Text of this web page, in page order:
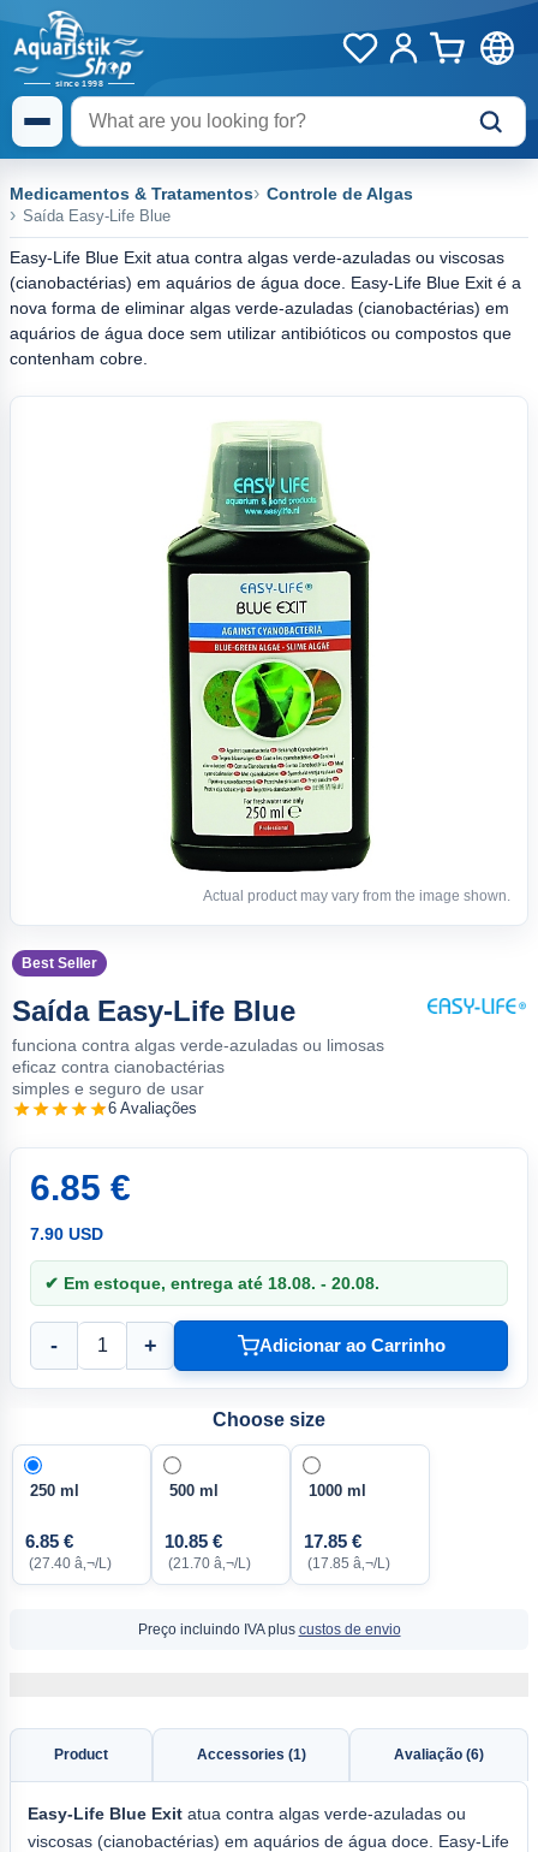
Medicamentos & Tratamentos Controle de Algas
Saída Easy-Life Blue
Easy-Life Blue Exit atua contra algas verde-azuladas ou viscosas
(cianobactérias) em aquários de água doce. Easy-Life Blue Exit é a
nova forma de eliminar algas verde-azuladas (cianobactérias) em
aquários de água doce sem utilizar antibióticos ou compostos que
contenham cobre.
Actual product may vary from the image shown.
Best Seller
Saída Easy-Life Blue
funciona contra algas verde-azuladas ou limosas
eficaz contra cianobactérias
simples e seguro de usar
6 Avaliações
6.85 €
7.90 USD
✔ Em estoque, entrega até 18.08. - 20.08.
- + Adicionar ao Carrinho
Choose size
250 ml
6.85 €
(27.40 â‚¬/L)
500 ml
10.85 €
(21.70 â‚¬/L)
1000 ml
17.85 €
(17.85 â‚¬/L)
Preço incluindo IVA plus custos de envio
Product Accessories (1) Avaliação (6)
Easy-Life Blue Exit atua contra algas verde-azuladas ou
viscosas (cianobactérias) em aquários de água doce. Easy-Life